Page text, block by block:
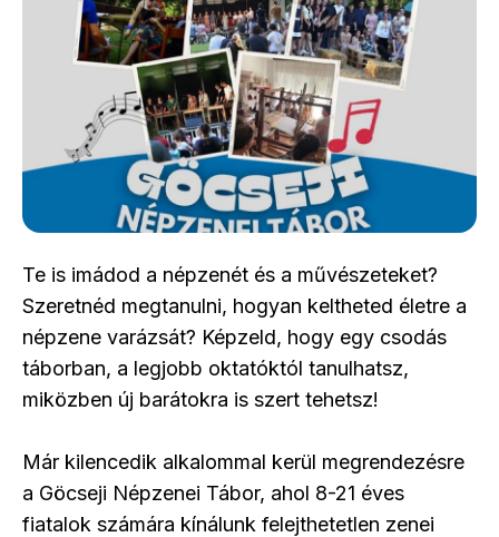
Te is imádod a népzenét és a művészeteket?
Szeretnéd megtanulni, hogyan keltheted életre a
népzene varázsát? Képzeld, hogy egy csodás
táborban, a legjobb oktatóktól tanulhatsz,
miközben új barátokra is szert tehetsz!
Már kilencedik alkalommal kerül megrendezésre
a Göcseji Népzenei Tábor, ahol 8-21 éves
fiatalok számára kínálunk felejthetetlen zenei